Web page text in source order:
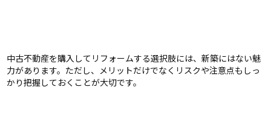
中古不動産を購入してリフォームする選択肢には、新築にはない魅
力があります。ただし、メリットだけでなくリスクや注意点もしっ
かり把握しておくことが大切です。